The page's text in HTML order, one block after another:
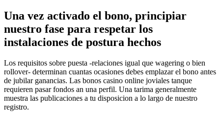
Una vez activado el bono, principiar
nuestro fase para respetar los
instalaciones de postura hechos
Los requisitos sobre puesta -relaciones igual que wagering o bien
rollover- determinan cuantas ocasiones debes emplazar el bono antes
de jubilar ganancias. Las bonos casino online joviales tanque
requieren pasar fondos an una perfil. Una tarima generalmente
muestra las publicaciones a tu disposicion a lo largo de nuestro
registro.